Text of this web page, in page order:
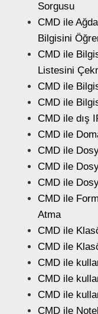
Sorgusu
CMD ile
Bilgisini
CMD ile
Listesini
CMD ile
CMD ile
CMD ile dış
CMD ile
CMD ile
CMD ile
CMD ile
CMD ile
Atma
CMD ile
CMD ile
CMD ile
CMD ile
CMD ile
CMD ile